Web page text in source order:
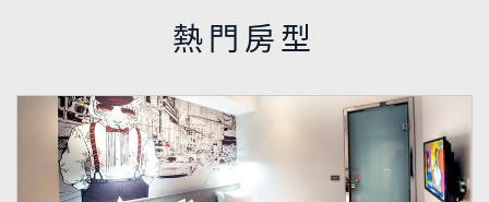
熱門房型